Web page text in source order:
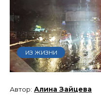
ИЗ ЖИЗНИ
Алина Зайцева